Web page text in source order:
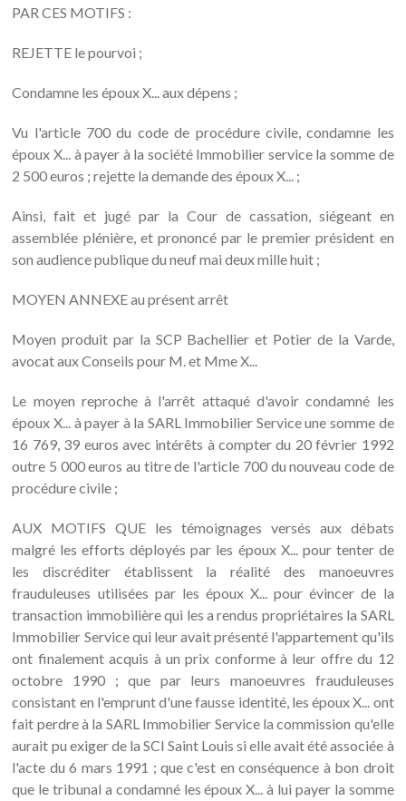
PAR CES MOTIFS :
REJETTE le pourvoi ;
Condamne les époux X... aux dépens ;
Vu l'article 700 du code de procédure civile, condamne les
époux X... à payer à la société Immobilier service la somme de
2 500 euros ; rejette la demande des époux X... ;
Ainsi, fait et jugé par la Cour de cassation, siégeant en
assemblée plénière, et prononcé par le premier président en
son audience publique du neuf mai deux mille huit ;
MOYEN ANNEXE au présent arrêt
Moyen produit par la SCP Bachellier et Potier de la Varde,
avocat aux Conseils pour M. et Mme X...
Le moyen reproche à l'arrêt attaqué d'avoir condamné les
époux X... à payer à la SARL Immobilier Service une somme de
16 769, 39 euros avec intérêts à compter du 20 février 1992
outre 5 000 euros au titre de l'article 700 du nouveau code de
procédure civile ;
AUX MOTIFS QUE les témoignages versés aux débats
malgré les efforts déployés par les époux X... pour tenter de
les discréditer établissent la réalité des manoeuvres
frauduleuses utilisées par les époux X... pour évincer de la
transaction immobilière qui les a rendus propriétaires la SARL
Immobilier Service qui leur avait présenté l'appartement qu'ils
ont finalement acquis à un prix conforme à leur offre du 12
octobre 1990 ; que par leurs manoeuvres frauduleuses
consistant en l'emprunt d'une fausse identité, les époux X... ont
fait perdre à la SARL Immobilier Service la commission qu'elle
aurait pu exiger de la SCI Saint Louis si elle avait été associée à
l'acte du 6 mars 1991 ; que c'est en conséquence à bon droit
que le tribunal a condamné les époux X... à lui payer la somme